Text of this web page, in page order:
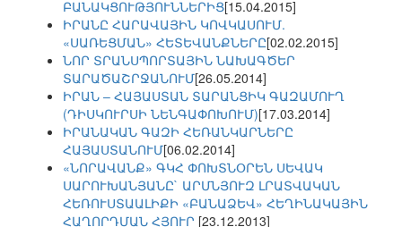
ԲԱՆԱԿՑՈՒԹՅՈՒՆՆԵՐԻՑ[15.04.2015]
ԻՐԱՆԸ ՀԱՐԱՎԱՅԻՆ ԿՈՎԿԱՍՈՒՄ.
«ՍԱՌԵՑՄԱՆ» ՀԵՏԵՎԱՆՔՆԵՐԸ[02.02.2015]
ՆՈՐ ՏՐԱՆՍՊՈՐՏԱՅԻՆ ՆԱԽԱԳԾԵՐ
ՏԱՐԱԾԱՇՐՋԱՆՈՒՄ[26.05.2014]
ԻՐԱՆ – ՀԱՅԱՍՏԱՆ ՏԱՐԱՆՑԻԿ ԳԱԶԱՄՈՒՂ
(ԴԻՍԿՈՒՐՍԻ ՆԵՆԳԱՓՈԽՈՒՄ)[17.03.2014]
ԻՐԱՆԱԿԱՆ ԳԱԶԻ ՀԵՌԱՆԿԱՐՆԵՐԸ
ՀԱՅԱՍՏԱՆՈՒՄ[06.02.2014]
«ՆՈՐԱՎԱՆՔ» ԳԿՀ ՓՈԽՏՆՕՐԵՆ ՍԵՎԱԿ
ՍԱՐՈՒԽԱՆՅԱՆԸ` ԱՐՄՆՅՈՒԶ ԼՐԱՏՎԱԿԱՆ
ՀԵՌՈՒՍՏԱԱԼԻՔԻ «ԲԱՆԱՁԵՎ» ՀԵՂԻՆԱԿԱՅԻՆ
ՀԱՂՈՐԴՄԱՆ ՀՅՈՒՐ [23.12.2013]